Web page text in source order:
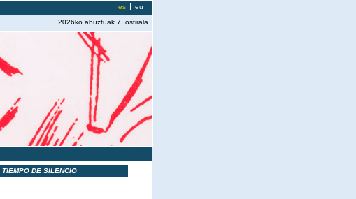
es eu
2026ko abuztuak 7, ostirala
TIEMPO DE SILENCIO